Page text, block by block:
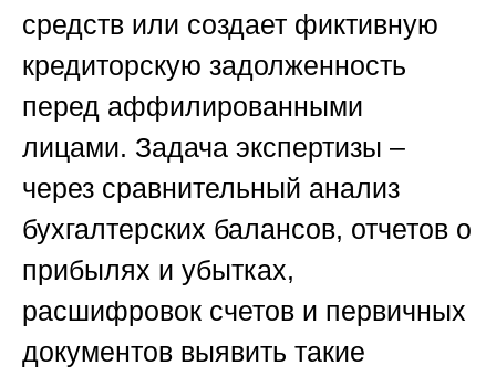
средств или создает фиктивную
кредиторскую задолженность
перед аффилированными
лицами. Задача экспертизы –
через сравнительный анализ
бухгалтерских балансов, отчетов о
прибылях и убытках,
расшифровок счетов и первичных
документов выявить такие